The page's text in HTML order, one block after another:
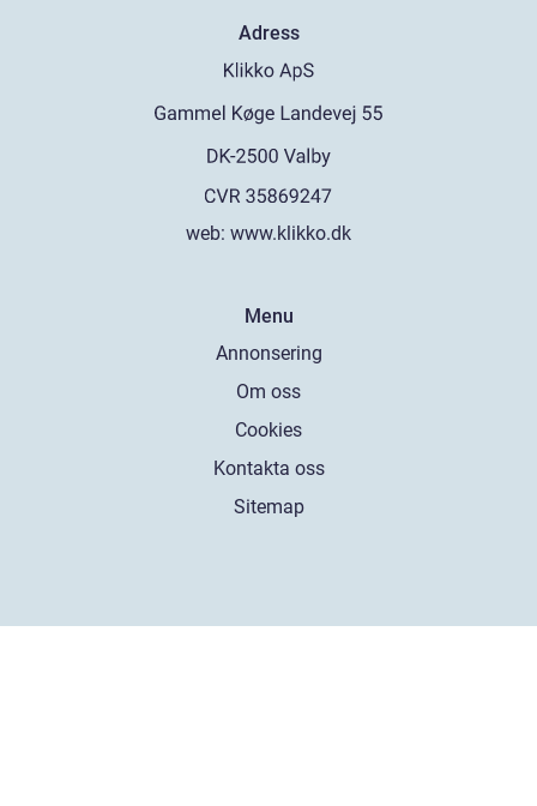
Adress
web: www.klikko.dk
Menu
Annonsering
Om oss
Cookies
Kontakta oss
Sitemap